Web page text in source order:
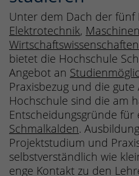
Unter dem Dach der fünf
Elektrotechnik,
Wirtschaftswissenschaften
bietet die Hochschule
Angebot an
Praxisbezug und die
Hochschule sind die am
Entscheidungsgründe für
Schmalkalden.
Projektstudium und
selbstverständlich wie
enge Kontakt zu den